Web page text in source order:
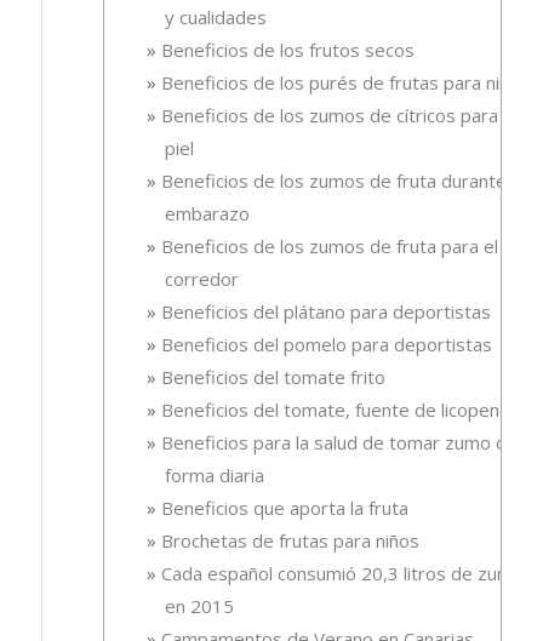
y cualidades
Beneficios de los frutos secos
Beneficios de los purés de frutas para niños
Beneficios de los zumos de cítricos para la
piel
Beneficios de los zumos de fruta durante el
embarazo
Beneficios de los zumos de fruta para el
corredor
Beneficios del plátano para deportistas
Beneficios del pomelo para deportistas
Beneficios del tomate frito
Beneficios del tomate, fuente de licopeno
Beneficios para la salud de tomar zumo de
forma diaria
Beneficios que aporta la fruta
Brochetas de frutas para niños
Cada español consumió 20,3 litros de zumo
en 2015